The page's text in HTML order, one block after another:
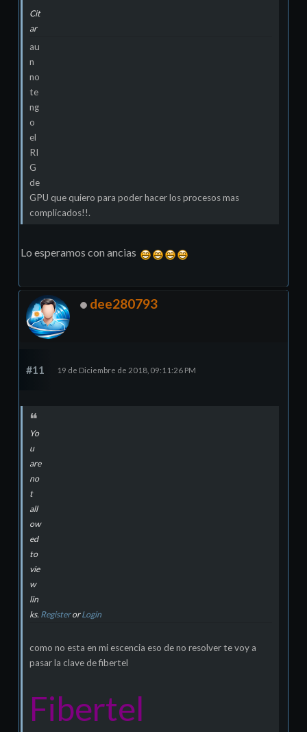
Cit
ar
au
n
no
te
ng
o
el
RI
G
de
GPU que quiero para poder hacer los procesos mas
complicados!!.
Lo esperamos con ancias
dee280793
#11 19 de Diciembre de 2018, 09:11:26 PM
Yo
u
are
no
t
all
ow
ed
to
vie
w
lin
ks. RegisterorLogin
como no esta en mi escencia eso de no resolver te voy a
pasar la clave de fibertel
Fibertel